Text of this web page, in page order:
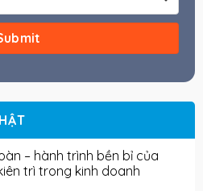
– hành trình bền bỉ của
trì trong kinh doanh